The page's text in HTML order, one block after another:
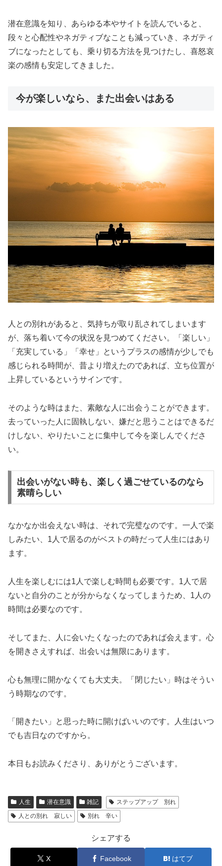
潜在意識を知り、あらゆる本やサイトを読んでいると、
段々と心配性やネガティブなことも減っていき、ネガティ
ブになったとしても、乗り切る方法を見つけたし、喜怒哀
楽の感情も安定してきました。
今が楽しいなら、また出会いはある
人との別れがあると、気持ちが取り乱されてしまいます
が、落ち着いて今の状況を見つめてください。「楽しい」
「充実している」「幸せ」というプラスの感情が少しでも
感じられる時間が、昔より増えたのであれば、立ち位置が
上昇しているというサインです。
そのような時はまた、素敵な人に出会うことができます。
去っていった人に固執しない、嫌だと思うことはできるだ
けしない、やりたいことに集中して今を楽しんでくださ
い。
出会いがない時も、楽しく過ごせているのなら
素晴らしい
なかなか出会えない時は、それで完璧なのです。一人で楽
しみたい、1人で居るのがベストの時だって人生にはあり
ます。
人生を楽しむには1人で楽しむ時間も必要です。1人で居
ないと自分のことが分からなくなってしまうため、1人の
時間は必要なのです。
そしてまた、人に会いたくなったのであれば会えます。心
を開きさえすれば、出会いは無限にあります。
心も無理に開かなくても大丈夫。「閉じたい」時はそうい
う時期なのです。
「開きたい」と思った時に開けばいいのです。人生はいつ
でも吉日なのですから。
本日もお読みくださり、ありがとうございます。
人生 潜在意識 雑記
ステップアップ 別れ
人との別れ 寂しい
別れ 辛い
シェアする
X Facebook はてブ